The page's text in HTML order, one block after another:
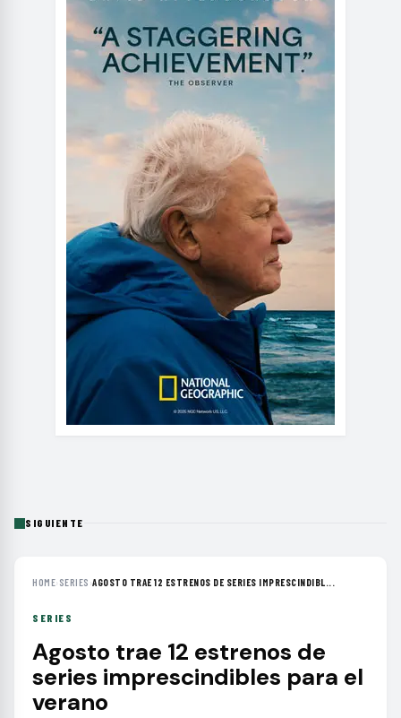
SIGUIENTE
HOME› SERIES ›AGOSTO TRAE 12 ESTRENOS DE SERIES IMPRESCINDIBL...
SERIES
Agosto trae 12 estrenos de
series imprescindibles para el
verano